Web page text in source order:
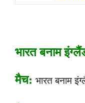
भारत बनाम
मैच: भारत बनाम